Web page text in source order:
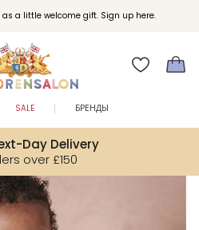
as a little welcome gift. Sign up here.
для эксклюзивных привилегий при
покупках.
Day Delivery
over £150
SALE БРЕНДЫ